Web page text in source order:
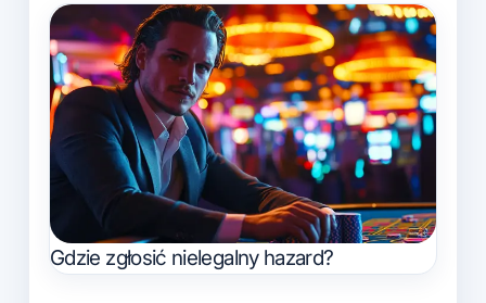
Gdzie zgłosić nielegalny hazard?